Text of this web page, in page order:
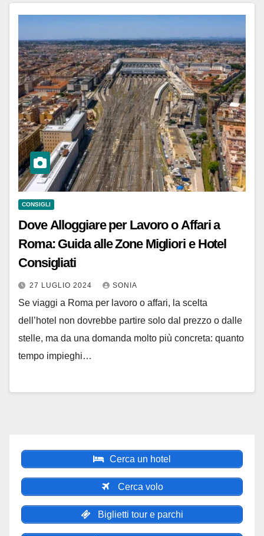
CONSIGLI
Dove Alloggiare per Lavoro o Affari a
Roma: Guida alle Zone Migliori e Hotel
Consigliati
27 LUGLIO 2024 SONIA
Se viaggi a Roma per lavoro o affari, la scelta
dell’hotel non dovrebbe partire solo dal prezzo o dalle
stelle, ma da una domanda molto più concreta: quanto
tempo impieghi…
Cerca un hotel
Cerca volo
Biglietti tour e parchi